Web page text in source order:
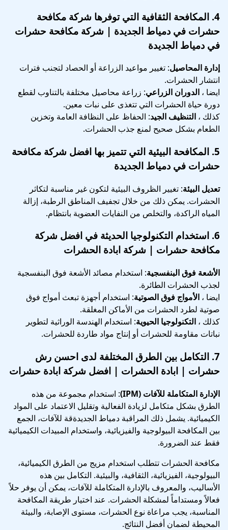
4. المكافحة الثقافية التي توفرها شركة مكافحة
حشرات في دمياط الجديدة | شركة مكافحة حشرات
في دمياط الجديدة
إدارة المحاصيل: تغيير مواعيد الزراعة أو الحصاد لتجنب فترات
انتشار الحشرات.
ايضا ، الدوران الزراعي: زراعة محاصيل مختلفة بالتناوب لقطع
دورة حياة الحشرات التي تتغذى على نبات معين.
كذلك ، التنظيف الجيد: الحفاظ على النظافة العامة وتخزين
الطعام بشكل صحيح لمنع جذب الحشرات.
5. المكافحة البيئية التي تتميز بها افضل شركة مكافحة
حشرات في دمياط الجديدة
تعديل البيئة: تغيير الظروف البيئية لتكون غير مناسبة لتكاثر
الحشرات. يمكن ذلك من خلال تجفيف المناطق الرطبة، إزالة
المياه الراكدة، والتخلص من النفايات العضوية بانتظام.
6. استخدام التكنولوجيا الحديثة في افضل شركة
مكافحة حشرات | شركة ابادة الحشرات
الأشعة فوق البنفسجية: استخدام مصائد الأشعة فوق البنفسجية
لجذب الحشرات الطائرة.
ايضا ، الأمواج فوق الصوتية: استخدام أجهزة تبعث أمواج فوق
صوتية لطرد الحشرات من الأماكن المغلقة.
كذلك ، التكنولوجيا الحيوية: استخدام الهندسة الوراثية لتطوير
نباتات مقاومة للحشرات أو إنتاج مواد طاردة للحشرات.
7. التكامل بين الطرق المختلفة لدى احسن رش
حشرات | ابادة الحشرات | افضل شركة ابادة حشرات
الإدارة المتكاملة للآفات (IPM)
: استخدام مجموعة من هذه
الطرق بشكل متكامل لزيادة الفعالية وتقليل الاعتماد على المواد
الكيميائية. يشمل ذلك المراقبة دمياط الجديدةقة للآفات، الجمع
بين المكافحة البيولوجية والفيزيائية، واستخدام المبيدات الكيميائية
فقط عند الضرورة.
مكافحة الحشرات تتطلب استخدام مزيج من الطرق الكيميائية،
البيولوجية، الفيزيائية، الثقافية، والبيئية. التكامل بين هذه
الأساليب، والمعروف بالإدارة المتكاملة للآفات، يمكن أن يوفر حلاً
فعالاً ومستداماً لمشكلة الحشرات. عند اختيار طريقة المكافحة
المناسبة، يجب مراعاة نوع الحشرات، مستوى الإصابة، والبيئة
المحيطة لضمان أفضل النتائج.